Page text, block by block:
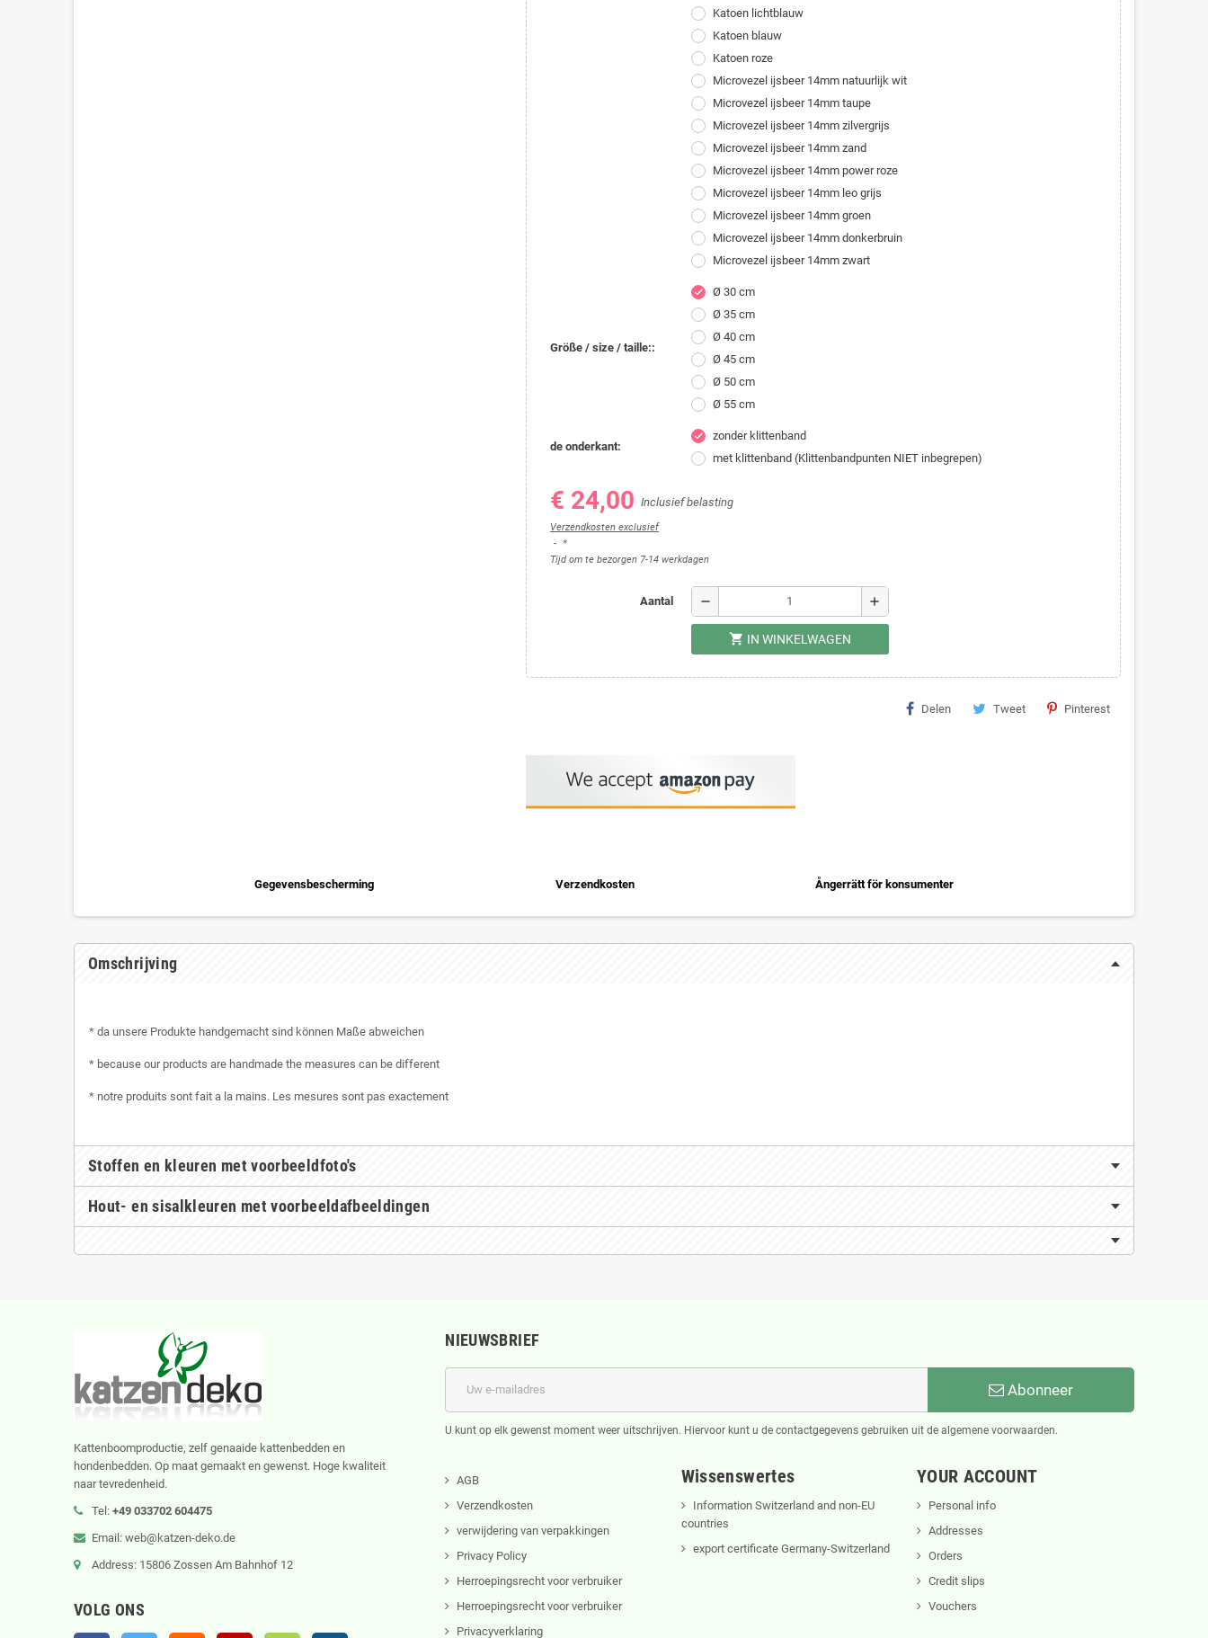
Katoen lichtblauw
Katoen blauw
Katoen roze
Microvezel ijsbeer 14mm natuurlijk wit
Microvezel ijsbeer 14mm taupe
Microvezel ijsbeer 14mm zilvergrijs
Microvezel ijsbeer 14mm zand
Microvezel ijsbeer 14mm power roze
Microvezel ijsbeer 14mm leo grijs
Microvezel ijsbeer 14mm groen
Microvezel ijsbeer 14mm donkerbruin
Microvezel ijsbeer 14mm zwart
Größe / size / taille::
check
Ø 30 cm
Ø 35 cm
Ø 40 cm
Ø 45 cm
Ø 50 cm
Ø 55 cm
de onderkant:
check
zonder klittenband
met klittenband (Klittenbandpunten NIET inbegrepen)
€ 24,00 Inclusief belasting
Verzendkosten exclusief
*
Tijd om te bezorgen 7-14 werkdagen
Aantal remove add
shopping_cart IN WINKELWAGEN
Delen Tweet Pinterest
Gegevensbescherming Verzendkosten Ångerrätt för konsumenter
Omschrijving
* da unsere Produkte handgemacht sind können Maße abweichen
* because our products are handmade the measures can be different
* notre produits sont fait a la mains. Les mesures sont pas exactement
Stoffen en kleuren met voorbeeldfoto's
Hout- en sisalkleuren met voorbeeldafbeeldingen
Kattenboomproductie, zelf genaaide kattenbedden en
hondenbedden. Op maat gemaakt en gewenst. Hoge kwaliteit
naar tevredenheid.
Tel: +49 033702 604475
Email: web@katzen-deko.de
Address: 15806 Zossen Am Bahnhof 12
VOLG ONS
NIEUWSBRIEF
Abonneer
U kunt op elk gewenst moment weer uitschrijven. Hiervoor kunt u de contactgegevens gebruiken uit de algemene voorwaarden.
AGB
Verzendkosten
verwijdering van verpakkingen
Privacy Policy
Herroepingsrecht voor verbruiker
Herroepingsrecht voor verbruiker
Privacyverklaring
Wissenswertes
Information Switzerland and non-EU
countries
export certificate Germany-Switzerland
YOUR ACCOUNT
Personal info
Addresses
Orders
Credit slips
Vouchers